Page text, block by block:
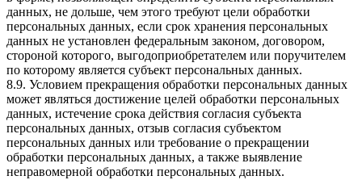
данных, не дольше, чем этого требуют цели обработки
персональных данных, если срок хранения персональных
данных не установлен федеральным законом, договором,
стороной которого, выгодоприобретателем или поручителем
по которому является субъект персональных данных.
8.9. Условием прекращения обработки персональных данных
может являться достижение целей обработки персональных
данных, истечение срока действия согласия субъекта
персональных данных, отзыв согласия субъектом
персональных данных или требование о прекращении
обработки персональных данных, а также выявление
неправомерной обработки персональных данных.